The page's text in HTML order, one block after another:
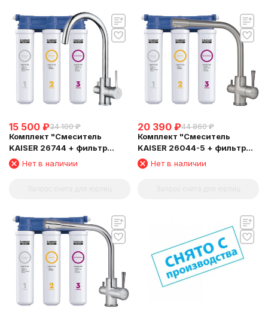
15 500 ₽34 100 ₽
Комплект "Cмеситель
KAISER 26744 + фильтр
Барьер"Нет в наличии
20 390 ₽44 860 ₽
Комплект "Cмеситель
KAISER 26044-5 + фильтр
Барьер"Нет в наличии